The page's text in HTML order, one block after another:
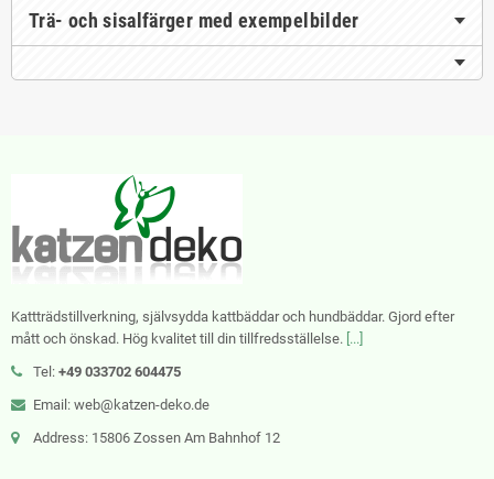
Trä- och sisalfärger med exempelbilder
Kattträdstillverkning, självsydda kattbäddar och hundbäddar. Gjord efter
mått och önskad. Hög kvalitet till din tillfredsställelse. [...]
Tel: +49 033702 604475
Email: web@katzen-deko.de
Address: 15806 Zossen Am Bahnhof 12